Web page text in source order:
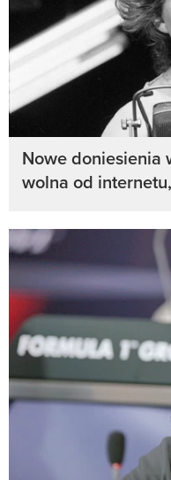
Nowe doniesienia
wolna od